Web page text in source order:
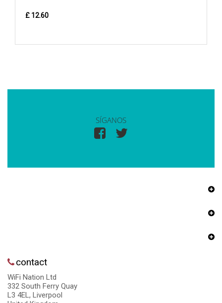
£ 12.60
SÍGANOS
contact
WiFi Nation Ltd
332 South Ferry Quay
L3 4EL, Liverpool